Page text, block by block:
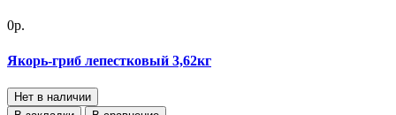
0р.
Якорь-гриб лепестковый 3,62кг
Нет в наличии